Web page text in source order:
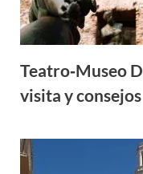
Teatro‑Museo
visita y consejos